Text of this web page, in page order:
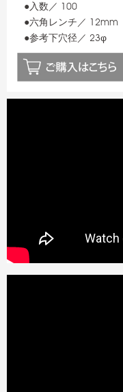
●入数／ 100
●六角レンチ／ 12mm
●参考下穴径／ 23φ